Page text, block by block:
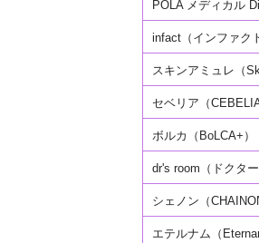
POLA メディカル
infact（インファク
スキンアミュレ（
セベリア（CEBELIA
ボルカ（BoLCA+）
dr's room（ドクター
シェノン（
エテルナム（